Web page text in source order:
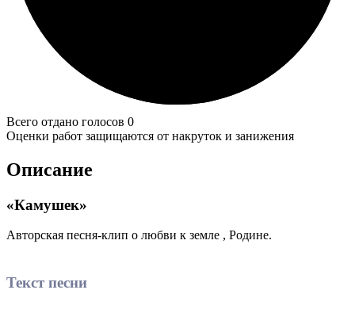
Всего отдано голосов 0
Оценки работ защищаются от накруток и занижения
Описание
«Камушек»
Авторская песня-клип о любви к земле , Родине.
Текст песни